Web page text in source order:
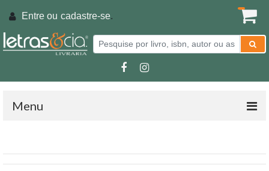
Entre ou cadastre-se.
Menu